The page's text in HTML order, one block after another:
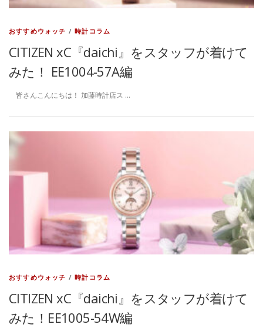
おすすめウォッチ /時計コラム
CITIZEN xC『daichi』をスタッフが着けて
みた！ EE1004-57A編
皆さんこんにちは！ 加藤時計店ス …
おすすめウォッチ /時計コラム
CITIZEN xC『daichi』をスタッフが着けて
みた！EE1005-54W編